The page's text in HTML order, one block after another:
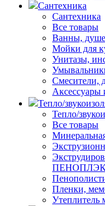
Сантехника
Сантехника
Все товары
Ванны,
Мойки для
Унитазы,
Смесители,
Аксессуары
Тепло/
Тепло/
Все товары
Пленки,
Утеплитель